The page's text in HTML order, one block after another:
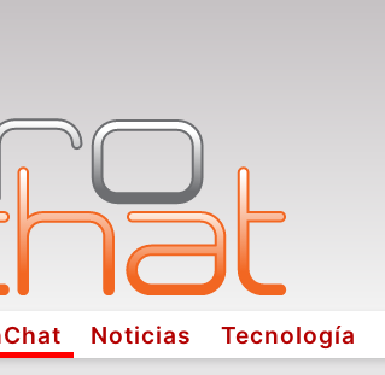
Noticias Tecnología